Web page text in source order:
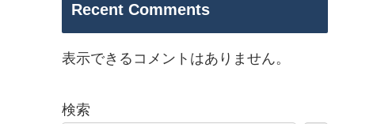
Recent Comments
表示できるコメントはありません。
検索